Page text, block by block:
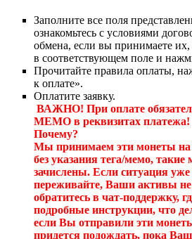
Заполните все поля
ознакомьтесь с условиями
обмена, если вы принимаете их,
в соответствующем поле и
Прочитайте правила оплаты,
к оплате».
Оплатите заявку.
ВАЖНО! При оплате
МЕМО в реквизитах платежа!
Почему?
Мы принимаем эти монеты
без указания тега/мемо,
зачислены. Если ситуация
переживайте, Ваши активы
обратитесь в чат-поддержку,
подробные инструкции, что
если Вы отправили эти
придется подождать, пока